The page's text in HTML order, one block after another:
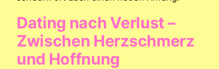
Dating nach Verlust –
Zwischen Herzschmerz
und Hoffnung